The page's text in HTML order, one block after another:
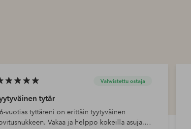
Vahvistettu ostaja
tytär
vuotias tyttäreni on erittäin tyytyväinen
Vakaa ja helppo kokeilla asuja.